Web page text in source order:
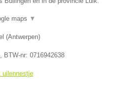
maps ▼
(Antwerpen)
, BTW-nr: 0716942638
uilennestje